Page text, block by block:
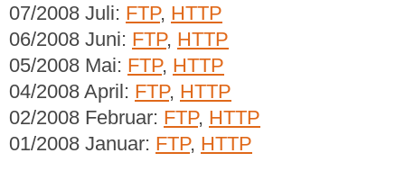
07/2008 Juli: FTP, HTTP
06/2008 Juni: FTP, HTTP
05/2008 Mai: FTP, HTTP
04/2008 April: FTP, HTTP
02/2008 Februar: FTP, HTTP
01/2008 Januar: FTP, HTTP